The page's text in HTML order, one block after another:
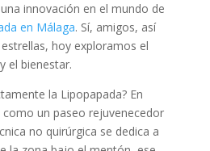
innovación en el mundo de
en Málaga. Sí, amigos, así
hoy exploramos el
el bienestar.
la Lipopapada? En
como un paseo rejuvenecedor
no quirúrgica se dedica a